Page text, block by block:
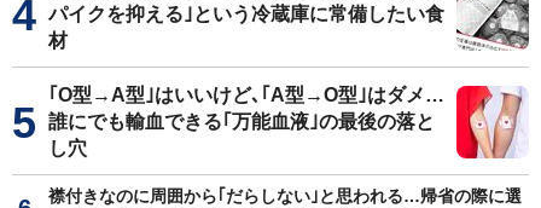
パイクを抑える｣という冷蔵庫に常備したい食
材
｢O型→A型｣はいいけど､｢A型→O型｣はダメ…
誰にでも輸血できる｢万能血液｣の最後の落と
し穴
襟付きなのに周囲から｢だらしない｣と思われる…帰省の際に選